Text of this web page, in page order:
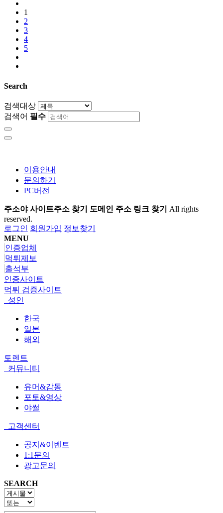
1
2
3
4
5
Search
검색대상
검색어 필수
이용안내
문의하기
PC버전
주소야 사이트주소 찾기 도메인 주소 링크 찾기 All rights
reserved.
로그인 회원가입 정보찾기
MENU
인증업체
먹튀제보
출석부
인증사이트
먹튀 검증사이트
성인
한국
일본
해외
토렌트
커뮤니티
유머&감동
포토&영상
야썰
고객센터
공지&이벤트
1:1문의
광고문의
SEARCH